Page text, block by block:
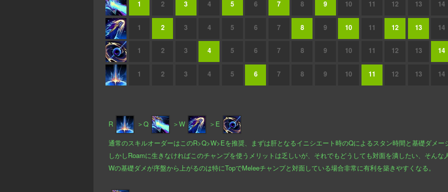
1 2 3 4 5 6 7 8 9 10 11 12 13 14
1 2 3 4 5 6 7 8 9 10 11 12 13 14
1 2 3 4 5 6 7 8 9 10 11 12 13 14
1 2 3 4 5 6 7 8 9 10 11 12 13 14
R ＞Q ＞W ＞E
通常のスキルオーダーはこのR>Q>W>Eを推奨、まずは肝となるイニシエート時のQによるスタン時間と基礎ダメー
しかしRoamに生きなければこのチャンプを使うメリットは乏しいが、それでもどうしても対面を潰したい、そんな
Wの基礎ダメが序盤から上がるのは特にTopでMeleeチャンプと対面している場合非常に有利を築きやすくなる。